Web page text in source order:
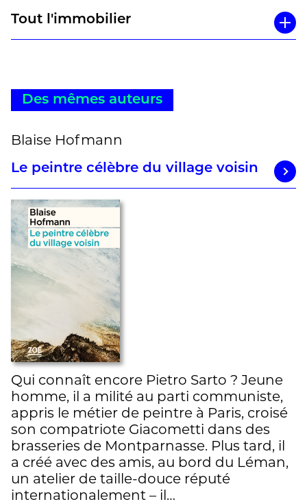
Tout l'immobilier
Des mêmes auteurs
Blaise Hofmann
Le peintre célèbre du village voisin
Qui connaît encore Pietro Sarto ? Jeune
homme, il a milité au parti communiste,
appris le métier de peintre à Paris, croisé
son compatriote Giacometti dans des
brasseries de Montparnasse. Plus tard, il
a créé avec des amis, au bord du Léman,
un atelier de taille-douce réputé
internationalement – il…